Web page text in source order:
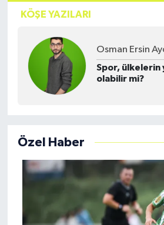
KÖŞE YAZILARI
Osman Ersin
Spor, ülkelerin
olabilir mi?
Özel Haber